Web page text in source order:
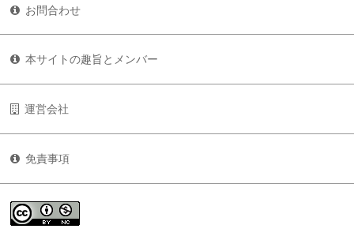
お問合わせ
本サイトの趣旨とメンバー
運営会社
免責事項